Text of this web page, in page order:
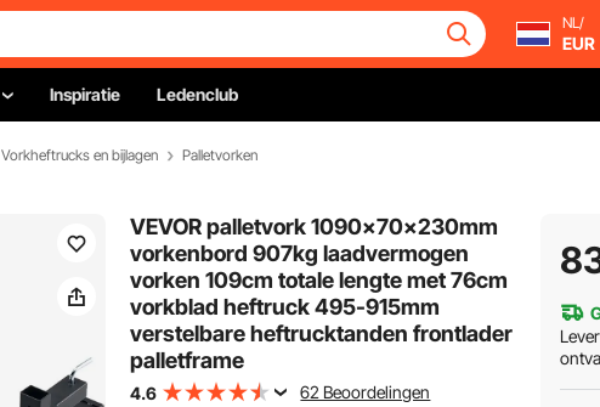
NL/
EUR
Inspiratie Ledenclub
Vorkheftrucks en bijlagen Palletvorken
VEVOR palletvork 1090x70x230mm
vorkenbord 907kg laadvermogen
vorken 109cm totale lengte met 76cm
vorkblad heftruck 495-915mm
verstelbare heftrucktanden frontlader
palletframe
4.6 62 Beoordelingen